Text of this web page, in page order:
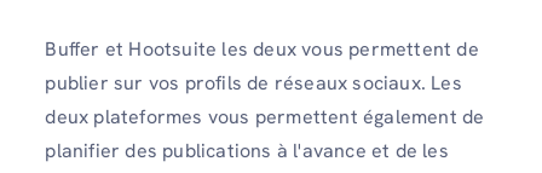
Buffer et Hootsuite les deux vous permettent de
publier sur vos profils de réseaux sociaux. Les
deux plateformes vous permettent également de
planifier des publications à l'avance et de les